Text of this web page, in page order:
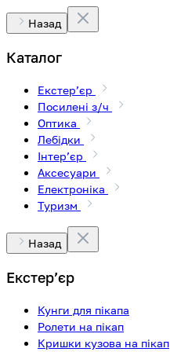
Назад
Каталог
Екстерʼєр
Посилені з/ч
Оптика
Лебідки
Інтерʼєр
Аксесуари
Електроніка
Туризм
Назад
Екстерʼєр
Кунги для пікапа
Ролети на пікап
Кришки кузова на пікап